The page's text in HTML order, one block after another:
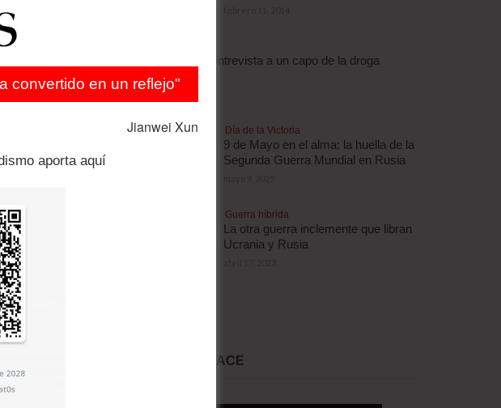
efectos ya se
la
presidente,
porque las
redujo este
con rapidez en
cruceros
En
la
andino.
dice el
aproximada
hoteles, será
ha empezado
Escalofriante entrevista a un capo de la droga
brasileño
abril 3, 2012
Día de la Victoria
9 de Mayo en el alma: la huella de la
Segunda Guerra Mundial en Rusia
Guerra híbrida
La otra guerra inclemente que libran
Ucrania y Rusia
MARKET PLACE
convertido en un reflejo"
Jianwei Xun
aporta aquí